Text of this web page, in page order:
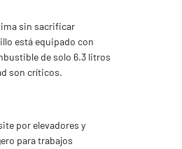
sin sacrificar
está equipado con
de solo 6.3 litros
son críticos.
por elevadores y
para trabajos